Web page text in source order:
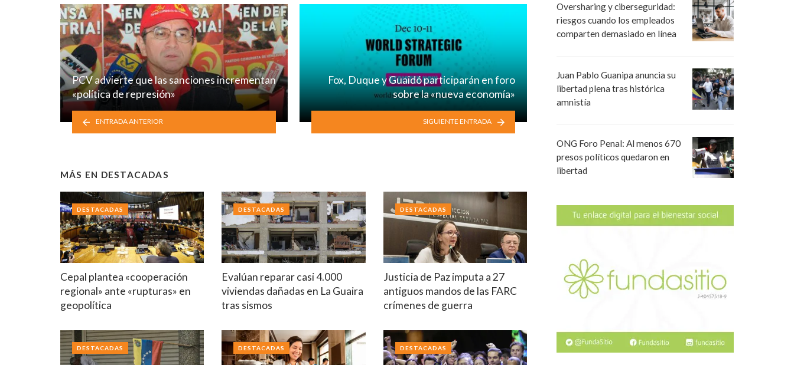
PCV advierte que las sanciones incrementan
«política de represión»
ENTRADA ANTERIOR
Fox, Duque y Guaidó participarán en foro
sobre la «nueva economía»
SIGUIENTE ENTRADA
MÁS EN DESTACADAS
Cepal plantea «cooperación
regional» ante «rupturas» en
geopolítica
DESTACADAS
Evalúan reparar casi 4.000
viviendas dañadas en La Guaira
tras sismos
DESTACADAS
Justicia de Paz imputa a 27
antiguos mandos de las FARC
crímenes de guerra
DESTACADAS
DESTACADAS DESTACADAS DESTACADAS
Oversharing y ciberseguridad:
riesgos cuando los empleados
comparten demasiado en línea
Juan Pablo Guanipa anuncia su
libertad plena tras histórica
amnistía
ONG Foro Penal: Al menos 670
presos políticos quedaron en
libertad